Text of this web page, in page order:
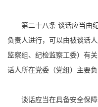
第二十八条 谈话应当由
负责人进行，可以由被谈话
监察组、纪检监察工委）有
话人所在党委（党组）主要负
谈话应当在具备安全保